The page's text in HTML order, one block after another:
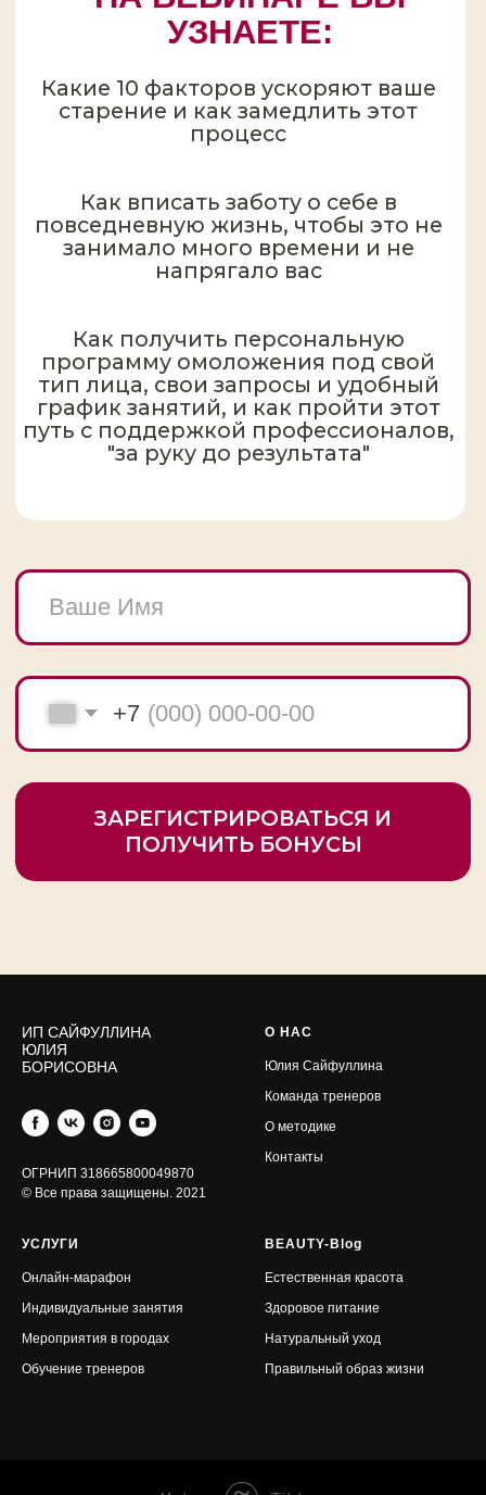
ИП САЙФУЛЛИНА
ЮЛИЯ
БОРИСОВНА
ОГРНИП 318665800049870
© Все права защищены. 2021
О НАС
Юлия Сайфуллина
Команда тренеров
О методике
Контакты
УСЛУГИ
Онлайн-марафон
Индивидуальные занятия
Мероприятия в городах
Обучение тренеров
BEAUTY-Blog
Естественная красота
Здоровое питание
Натуральный уход
Правильный образ жизни